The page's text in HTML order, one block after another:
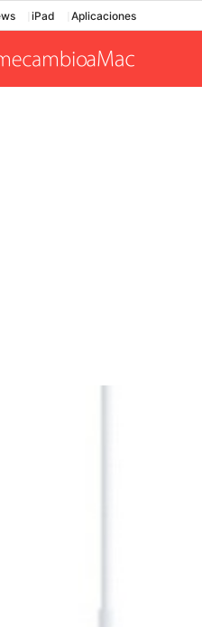
iPad Aplicaciones